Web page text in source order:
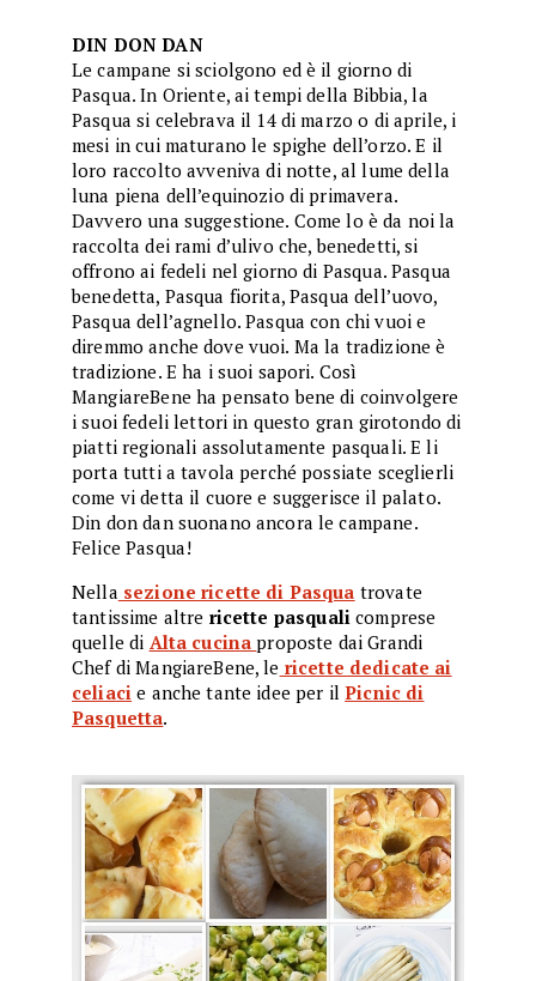
DIN DON DAN
Le campane si sciolgono ed è il giorno di
Pasqua. In Oriente, ai tempi della Bibbia, la
Pasqua si celebrava il 14 di marzo o di aprile, i
mesi in cui maturano le spighe dell’orzo. E il
loro raccolto avveniva di notte, al lume della
luna piena dell’equinozio di primavera.
Davvero una suggestione. Come lo è da noi la
raccolta dei rami d’ulivo che, benedetti, si
offrono ai fedeli nel giorno di Pasqua. Pasqua
benedetta, Pasqua fiorita, Pasqua dell’uovo,
Pasqua dell’agnello. Pasqua con chi vuoi e
diremmo anche dove vuoi. Ma la tradizione è
tradizione. E ha i suoi sapori. Così
MangiareBene ha pensato bene di coinvolgere
i suoi fedeli lettori in questo gran girotondo di
piatti regionali assolutamente pasquali. E li
porta tutti a tavola perché possiate sceglierli
come vi detta il cuore e suggerisce il palato.
Din don dan suonano ancora le campane.
Felice Pasqua!
Nella sezione ricette di Pasqua trovate
tantissime altre ricette pasqualicomprese
quelle di Alta cucinaproposte dai Grandi
Chef di MangiareBene, le ricette dedicate ai
celiaci e anche tante idee per ilPicnic di
Pasquetta.